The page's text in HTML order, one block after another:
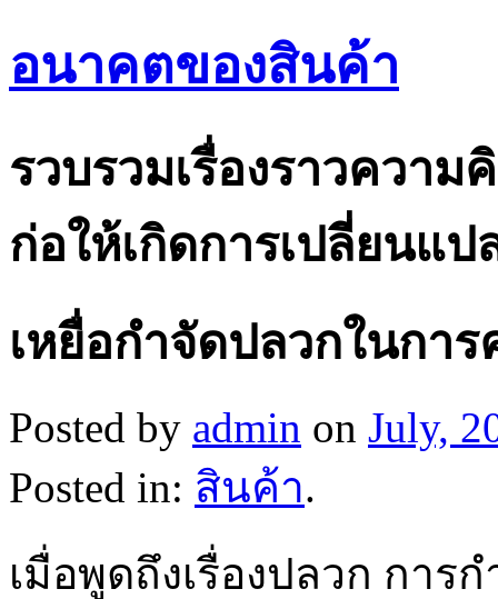
อนาคตของสินค้า
รวบรวมเรื่องราวควา
ก่อให้เกิดการเปลี่ยนแป
เหยื่อกำจัดปลวกในกา
Posted by admin on July,
Posted in: สินค้า.
เมื่อพูดถึงเรื่องปลวก การ